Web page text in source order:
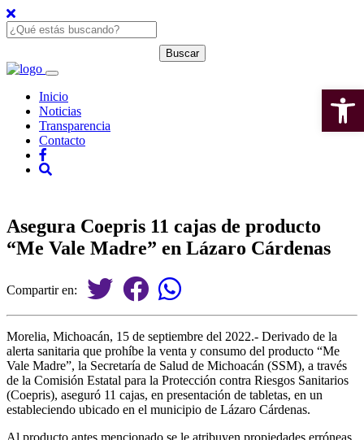
Inicio
Noticias
Transparencia
Contacto
Asegura Coepris 11 cajas de producto
“Me Vale Madre” en Lázaro Cárdenas
Compartir en:
Morelia, Michoacán, 15 de septiembre del 2022.- Derivado de la
alerta sanitaria que prohíbe la venta y consumo del producto “Me
Vale Madre”, la Secretaría de Salud de Michoacán (SSM), a través
de la Comisión Estatal para la Protección contra Riesgos Sanitarios
(Coepris), aseguró 11 cajas, en presentación de tabletas, en un
estableciendo ubicado en el municipio de Lázaro Cárdenas.
Al producto antes mencionado se le atribuyen propiedades erróneas